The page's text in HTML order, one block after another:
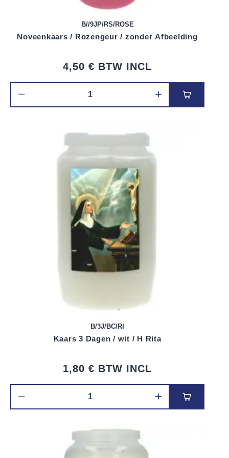
B//9JP/RS/ROSE
Noveenkaars / Rozengeur / zonder Afbeelding
4,50 € BTW INCL
Voeg toe
B/3J/BC/RI
Kaars 3 Dagen / wit / H Rita
1,80 € BTW INCL
Voeg toe